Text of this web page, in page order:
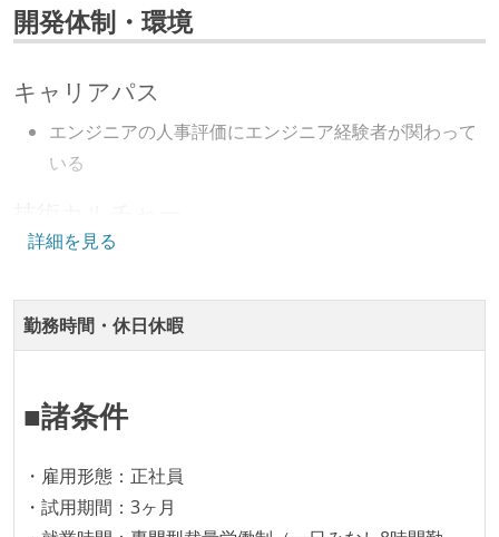
ソースコード管理
プロジェクト管理
github
slack
その他
jenkins
zephyr-scale
aurora
開発体制・環境
キャリアパス
エンジニアの人事評価にエンジニア経験者が関わって
いる
CTO またはそれに準じる、技術やワークフローの標準
取締役（社内）または執行役員として、エンジニアリ
ング部門の人間が経営に参加している
開発メンバーの裁量
OS やエディタ、IDE といった個人の環境は、各自の責
任で好きなものを使うことができる
企画を決定する場に、実装を担当する開発メンバーが
参加している
詳細を見る
勤務時間・休日休暇
■諸条件
・雇用形態：正社員
・試用期間：3ヶ月